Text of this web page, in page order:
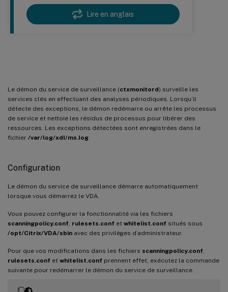
Lire en anglais
Le démon du service de surveillance (ctxmonitord) surveille les
services clés en effectuant des analyses périodiques. Lorsqu’il
détecte des exceptions, le démon redémarre ou arrête les processus
de service et nettoie les résidus de processus pour libérer des
ressources. Les exceptions détectées sont enregistrées dans le
fichier /var/log/xdl/ms.log
Configuration
Le démon du service de surveillance démarre automatiquement
lorsque vous démarrez le VDA.
Vous pouvez configurer la fonctionnalité via les fichiers
scanningpolicy.conf rulesets.conf et whitelist.conf situés sous
/opt/Citrix/VDA/sbin avec des privilèges d’administrateur.
Pour que vos modifications dans les fichiers scanningpolicy.conf
rulesets.conf et whitelist.conf prennent effet, exécutez la commande
suivante pour redémarrer le démon du service de surveillance.